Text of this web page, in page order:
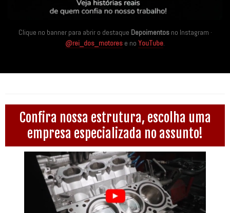
Clique no banner para abrir o destaque Depoimentosno Instagram ·
@rei_dos_motores e no YouTube.
Confira nossa estrutura, escolha uma
empresa especializada no assunto!